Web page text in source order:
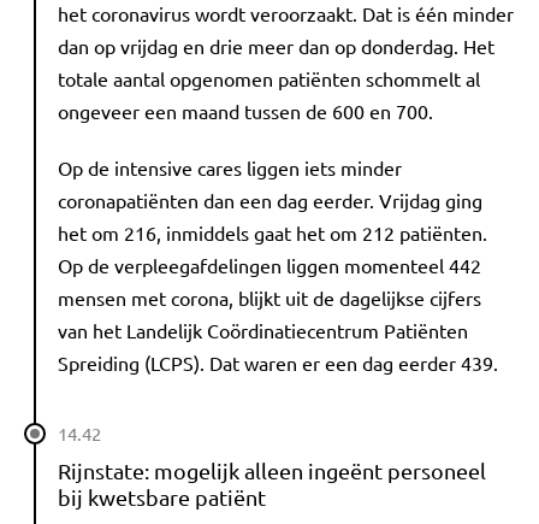
het coronavirus wordt veroorzaakt. Dat is één minder
dan op vrijdag en drie meer dan op donderdag. Het
totale aantal opgenomen patiënten schommelt al
ongeveer een maand tussen de 600 en 700.
Op de intensive cares liggen iets minder
coronapatiënten dan een dag eerder. Vrijdag ging
het om 216, inmiddels gaat het om 212 patiënten.
Op de verpleegafdelingen liggen momenteel 442
mensen met corona, blijkt uit de dagelijkse cijfers
van het Landelijk Coördinatiecentrum Patiënten
Spreiding (LCPS). Dat waren er een dag eerder 439.
14.42
Rijnstate: mogelijk alleen ingeënt personeel
bij kwetsbare patiënt